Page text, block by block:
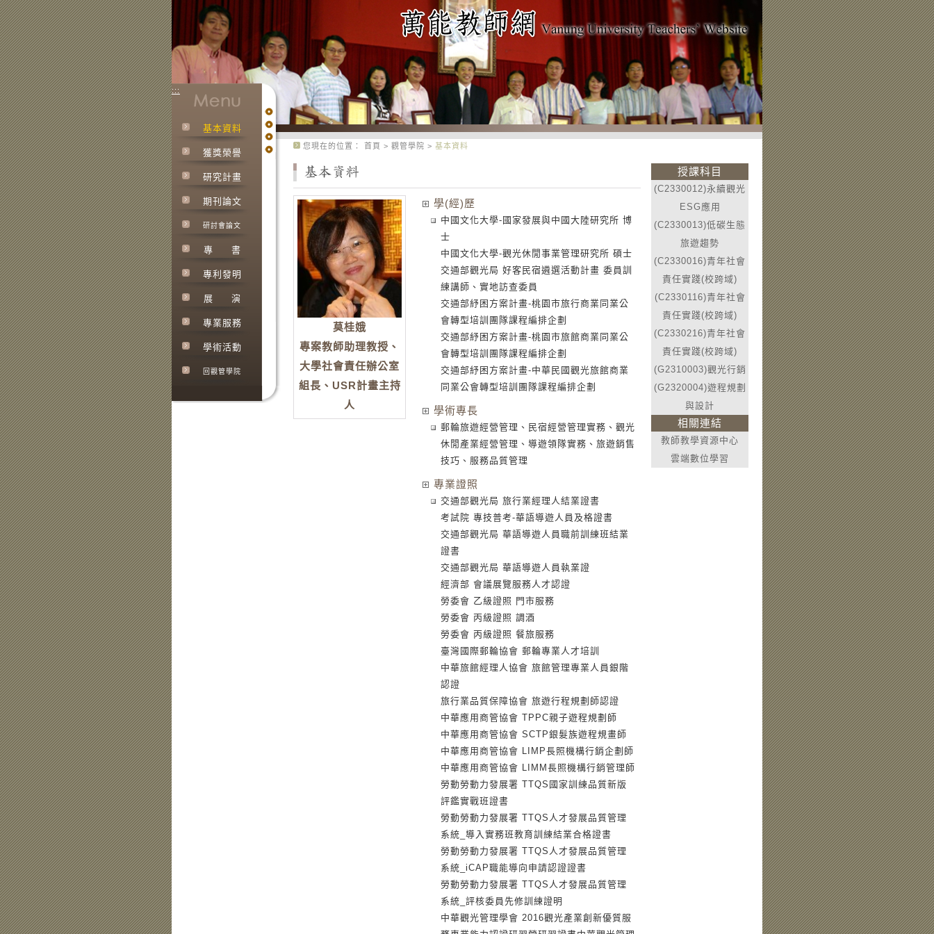
:::
基本資料
獲獎榮譽
研究計畫
期刊論文
研討會論文
專 書
專利發明
展 演
專業服務
學術活動
回觀管學院
您現在的位置： 首頁 > 觀管學院 > 基本資料
莫桂娥
專案教師助理教授、
大學社會責任辦公室
組長、USR計畫主持
人
學(經)歷
中國文化大學-國家發展與中國大陸研究所 博
士
中國文化大學-觀光休閒事業管理研究所 碩士
交通部觀光局 好客民宿遴選活動計畫 委員訓
練講師、實地訪查委員
交通部紓困方案計畫-桃園市旅行商業同業公
會轉型培訓團隊課程編排企劃
交通部紓困方案計畫-桃園市旅館商業同業公
會轉型培訓團隊課程編排企劃
交通部紓困方案計畫-中華民國觀光旅館商業
同業公會轉型培訓團隊課程編排企劃
學術專長
郵輪旅遊經營管理、民宿經營管理實務、觀光
休閒產業經營管理、導遊領隊實務、旅遊銷售
技巧、服務品質管理
專業證照
交通部觀光局 旅行業經理人結業證書
考試院 專技普考-華語導遊人員及格證書
交通部觀光局 華語導遊人員職前訓練班結業
證書
交通部觀光局 華語導遊人員執業證
經濟部 會議展覽服務人才認證
勞委會 乙級證照 門市服務
勞委會 丙級證照 調酒
勞委會 丙級證照 餐旅服務
臺灣國際郵輪協會 郵輪專業人才培訓
中華旅館經理人協會 旅館管理專業人員銀階
認證
旅行業品質保障協會 旅遊行程規劃師認證
中華應用商管協會 TPPC親子遊程規劃師
中華應用商管協會 SCTP銀髮族遊程規畫師
中華應用商管協會 LIMP長照機構行銷企劃師
中華應用商管協會 LIMM長照機構行銷管理師
勞動勞動力發展署 TTQS國家訓練品質新版
評鑑實戰班證書
勞動勞動力發展署 TTQS人才發展品質管理
系統_導入實務班教育訓練結業合格證書
勞動勞動力發展署 TTQS人才發展品質管理
系統_iCAP職能導向申請認證證書
勞動勞動力發展署 TTQS人才發展品質管理
系統_評核委員先修訓練證明
中華觀光管理學會 2016觀光產業創新優質服
授課科目
(C2330012)永續觀光
ESG應用
(C2330013)低碳生態
旅遊趨勢
(C2330016)青年社會
責任實踐(校跨域)
(C2330116)青年社會
責任實踐(校跨域)
(C2330216)青年社會
責任實踐(校跨域)
(G2310003)觀光行銷
(G2320004)遊程規劃
與設計
相關連結
教師教學資源中心
雲端數位學習